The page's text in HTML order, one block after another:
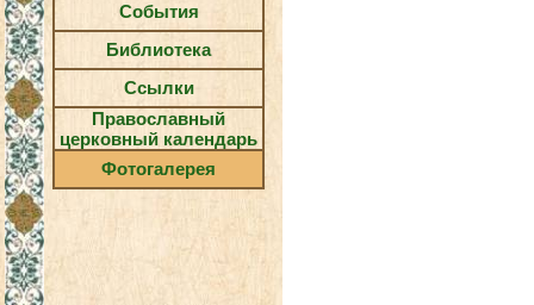
События
Библиотека
Ссылки
Православный
церковный календарь
Фотогалерея